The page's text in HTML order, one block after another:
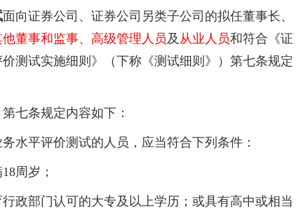
面向证券公司、证券公司另类子公司的拟任董事长、
他董事和监事、高级管理人员及 从业人员和符合《证
测试实施细则》（下称《测试细则》）第七条规定
第七条规定内容如下：
水平评价测试的人员，应当符合下列条件：
周岁；
行政部门认可的大专及以上学历；或具有高中或相当